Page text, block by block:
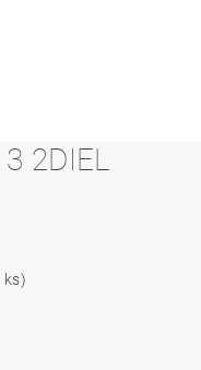
2DIEL
ks)